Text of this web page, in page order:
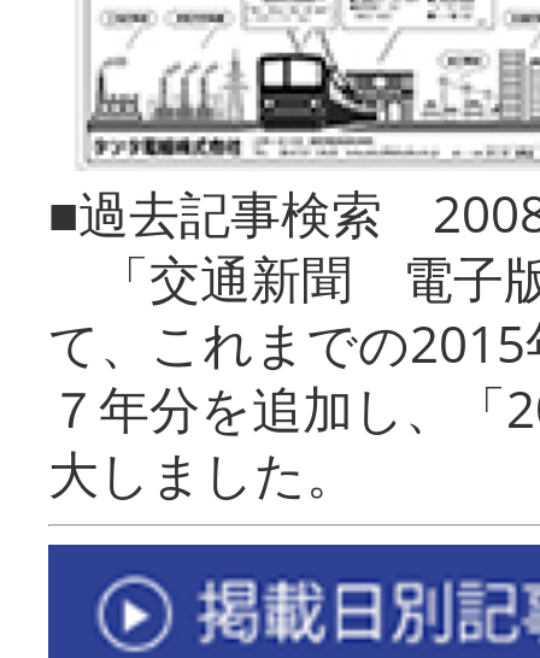
■過去記事検索
「交通新聞 電子
て、これまでの
７年分を追加し、「
大しまし